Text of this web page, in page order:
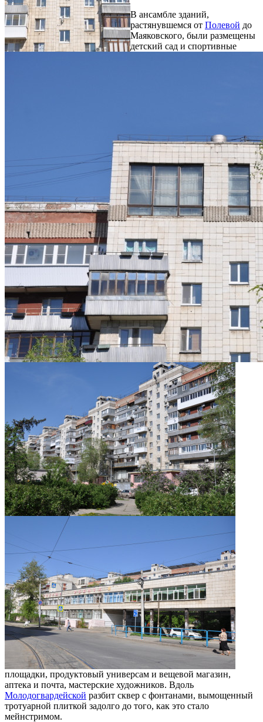
В ансамбле зданий,
растянувшемся от Полевой до
Маяковского, были размещены
детский сад и спортивные
площадки, продуктовый универсам и вещевой магазин,
аптека и почта, мастерские художников. Вдоль
Молодогвардейской разбит сквер с фонтанами, вымощенный
тротуарной плиткой задолго до того, как это стало
мейнстримом.